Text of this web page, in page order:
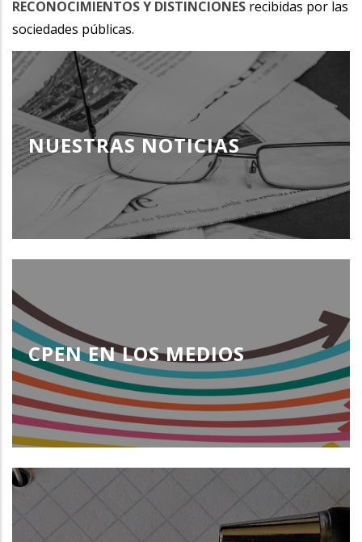
RECONOCIMIENTOS Y DISTINCIONES recibidas por las
sociedades públicas.
NUESTRAS NOTICIAS
CPEN EN LOS MEDIOS